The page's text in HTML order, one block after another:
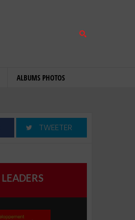
ALBUMS PHOTOS
TWEETER